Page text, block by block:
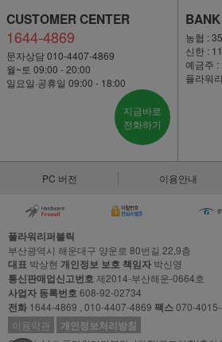
CUSTOMER CENTER
1644-4869
문자상담 010-4407-4869
월~토 09:00 - 20:00
일요일·공휴일 09:00 - 18:00
지금바로
전화하기
농협 :
신한 :
예금주 :
플라워
PC 버전 이용안내
플라워리퍼블릭
부산광역시 해운대구 양운로 80번길 22,9층
대표 박상현 개인정보 보호 책임자 박신영
통신판매업신고번호제2014-부산해운-0664호
사업자 등록번호608-92-02734
전화 1644-4869 , 010-4407-4869 팩스070-
이용약관
개인정보처리방침